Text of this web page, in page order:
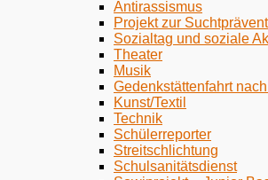
Antirassismus
Projekt zur
Sozialtag und soziale
Theater
Musik
Gedenkstättenfahrt
Kunst/Textil
Technik
Schülerreporter
Streitschlichtung
Schulsanitätsdienst